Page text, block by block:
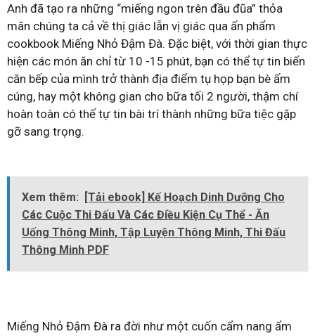
Anh đã tạo ra những “miếng ngon trên đầu đũa” thỏa
mãn chúng ta cả về thị giác lẫn vị giác qua ấn phẩm
cookbook Miếng Nhỏ Đậm Đà. Đặc biệt, với thời gian thực
hiện các món ăn chỉ từ 10 -15 phút, bạn có thể tự tin biến
căn bếp của mình trở thành địa điểm tụ họp bạn bè ấm
cúng, hay một không gian cho bữa tối 2 người, thậm chí
hoàn toàn có thế tự tin bài trí thành những bữa tiệc gặp
gỡ sang trọng.
Xem thêm:
[Tải ebook] Kế Hoạch Dinh Dưỡng Cho
Các Cuộc Thi Đấu Và Các Điều Kiện Cụ Thể - Ăn
Uống Thông Minh, Tập Luyện Thông Minh, Thi Đấu
Thông Minh PDF
Miếng Nhỏ Đậm Đà ra đời như một cuốn cẩm nang ẩm